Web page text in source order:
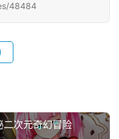
48484
二次元奇幻冒险